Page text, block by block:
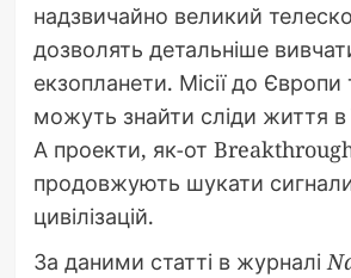
надзвичайно великий
дозволять детальніше
екзопланети. Місії до
можуть знайти сліди життя в
А проекти, як-от
продовжують шукати
цивілізацій.
За даними статті в журналі